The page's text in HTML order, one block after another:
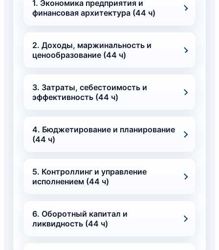
1. Экономика предприятия и
финансовая архитектура (44 ч)
2. Доходы, маржинальность и
ценообразование (44 ч)
3. Затраты, себестоимость и
эффективность (44 ч)
4. Бюджетирование и планирование
(44 ч)
5. Контроллинг и управление
исполнением (44 ч)
6. Оборотный капитал и
ликвидность (44 ч)